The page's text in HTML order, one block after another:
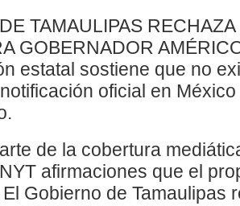
TAMAULIPAS
GOBERNADOR
estatal sostiene que no
oficial en
de la cobertura
afirmaciones que el
Gobierno de Tamaulipas